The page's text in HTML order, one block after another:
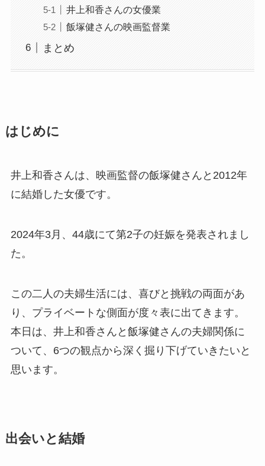
井上和香さんの女優業
飯塚健さんの映画監督業
まとめ
はじめに
井上和香さんは、映画監督の飯塚健さんと2012年
に結婚した女優です。
2024年3月、44歳にて第2子の妊娠を発表されまし
た。
この二人の夫婦生活には、喜びと挑戦の両面があ
り、プライベートな側面が度々表に出てきます。
本日は、井上和香さんと飯塚健さんの夫婦関係に
ついて、6つの観点から深く掘り下げていきたいと
思います。
出会いと結婚